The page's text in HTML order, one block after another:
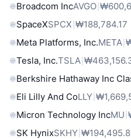
Broadcom IncAVGO
SpaceXSPCX ₩188,784.17
Meta Platforms, Inc.META
Tesla, Inc.TSLA
Berkshire Hathaway Inc
Eli Lilly And CoLLY
Micron Technology IncMU
SK HynixSKHY